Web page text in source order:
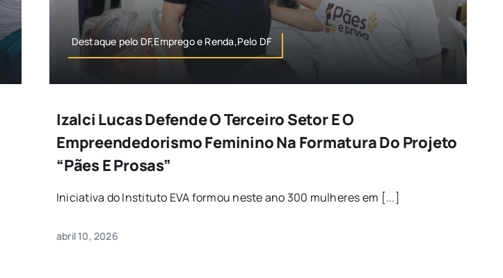
Destaque pelo DF,Emprego e Renda,Pelo DF
Izalci Lucas Defende O Terceiro Setor E O
Empreendedorismo Feminino Na Formatura Do Projeto
“Pães E Prosas”
Iniciativa do Instituto EVA formou neste ano 300 mulheres em [...]
abril 10, 2026